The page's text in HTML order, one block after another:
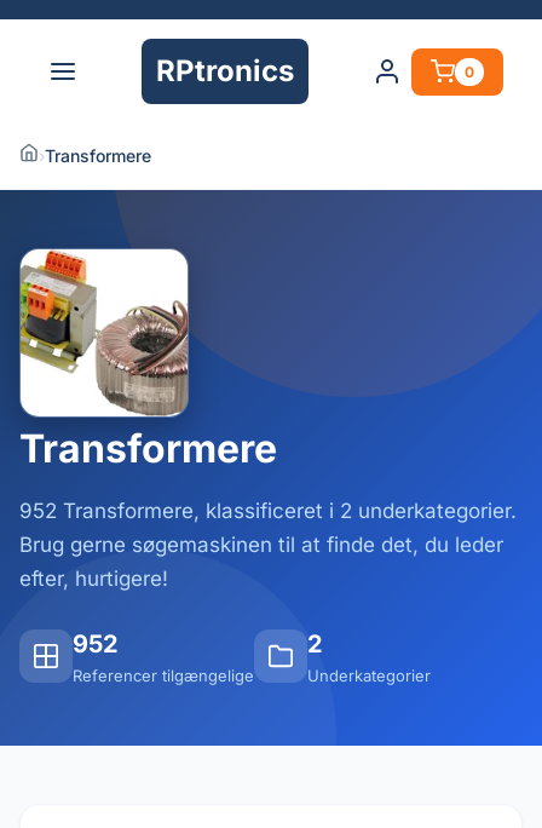
RPtronics 0
›Transformere
Transformere
952 Transformere, klassificeret i 2 underkategorier.
Brug gerne søgemaskinen til at finde det, du leder
efter, hurtigere!
952
Referencer tilgængelige
2
Underkategorier